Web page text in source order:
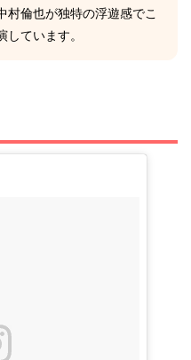
村倫也が独特の浮遊感でこ
しています。